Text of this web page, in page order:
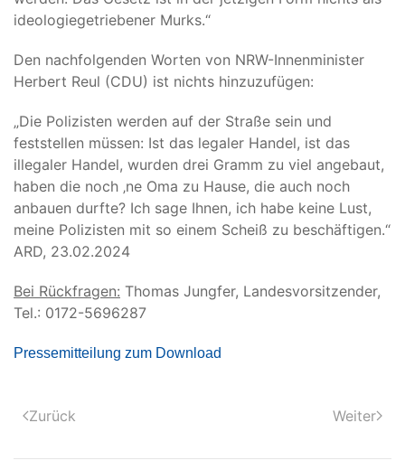
ideologiegetriebener Murks.“
Den nachfolgenden Worten von NRW-Innenminister
Herbert Reul (CDU) ist nichts hinzuzufügen:
„Die Polizisten werden auf der Straße sein und
feststellen müssen: Ist das legaler Handel, ist das
illegaler Handel, wurden drei Gramm zu viel angebaut,
haben die noch ‚ne Oma zu Hause, die auch noch
anbauen durfte? Ich sage Ihnen, ich habe keine Lust,
meine Polizisten mit so einem Scheiß zu beschäftigen.“
ARD, 23.02.2024
Bei Rückfragen: Thomas Jungfer, Landesvorsitzender,
Tel.: 0172-5696287
Pressemitteilung zum Download
Zurück Weiter